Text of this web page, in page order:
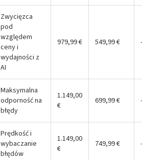
Zwycięzca
pod
względem
ceny i
wydajności z
AI
979,99 € 549,99 €
Maksymalna
odporność na
błędy
1.149,00
€
699,99 €
Prędkość i
wybaczanie
błędów
1.149,00
€
749,99 €